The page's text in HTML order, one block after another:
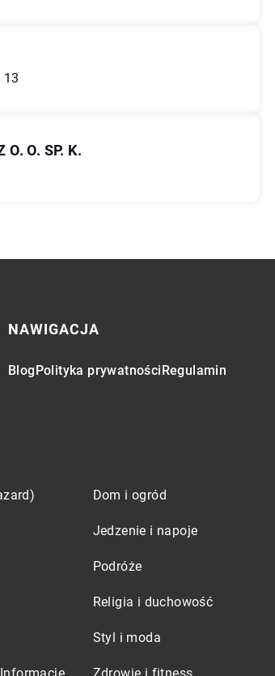
13
O. O. SP. K.
NAWIGACJA
BlogPolityka prywatnościRegulamin
Dom i ogród
Jedzenie i napoje
Podróże
Religia i duchowość
Styl i moda